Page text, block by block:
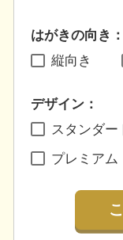
はがきの向き：
縦向き
デザイン：
スタンダー
プレミアム